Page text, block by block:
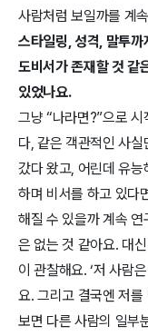
사람처럼 보일까를 계
스타일링, 성격, 말투까
도비서가 존재할 것 같
있었나요.
그냥 “나라면?”으로
다, 같은 객관적인 사
갔다 왔고, 어린데 유
하며 비서를 하고 있다
해질 수 있을까 계속
은 없는 것 같아요. 대
이 관찰해요. ‘저 사람
요. 그리고 결국엔 저
보면 다른 사람의 일부